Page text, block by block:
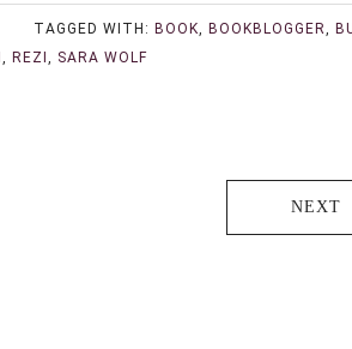
TAGGED WITH: BOOK, BOOKBLOGGER,
, REZI , SARA WOLF
NEXT